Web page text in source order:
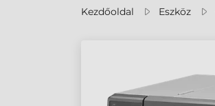
Kezdőoldal Eszköz